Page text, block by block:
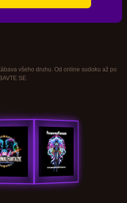
všeho druhu. Od online sudoku až po
SE.